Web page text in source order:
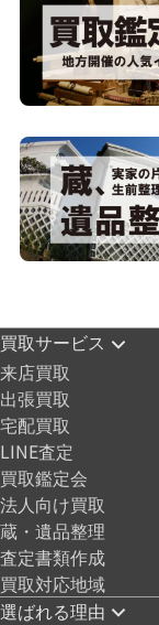
買取サービス
来店買取
出張買取
宅配買取
LINE査定
買取鑑定会
法人向け買取
蔵・遺品整理
査定書類作成
買取対応地域
選ばれる理由